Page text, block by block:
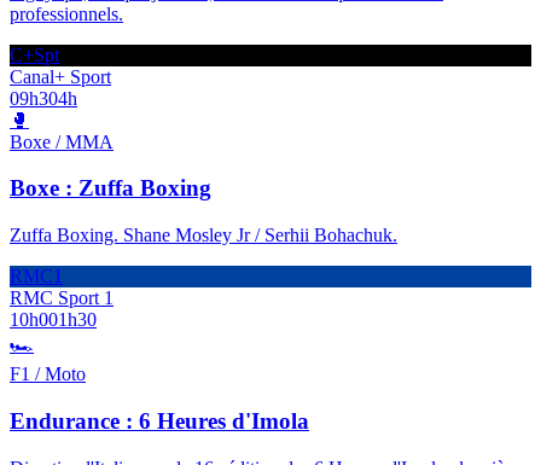
professionnels.
C+Spt
Canal+ Sport
09h304h
🥊
Boxe / MMA
Boxe : Zuffa Boxing
Zuffa Boxing. Shane Mosley Jr / Serhii Bohachuk.
RMC1
RMC Sport 1
10h001h30
🏎️
F1 / Moto
Endurance : 6 Heures d'Imola